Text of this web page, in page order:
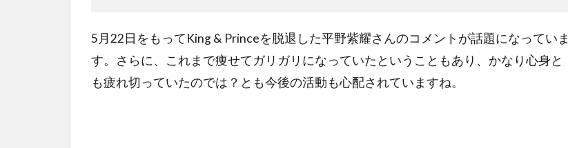
5月22日をもってKing & Princeを脱退した平野紫耀さんのコメントが話題になっていま
す。さらに、これまで痩せてガリガリになっていたということもあり、かなり心身と
も疲れ切っていたのでは？とも今後の活動も心配されていますね。